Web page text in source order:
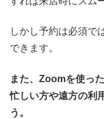
しかし予約は必須で
できます。
また、Zoomを使っ
忙しい方や遠方の利
う。